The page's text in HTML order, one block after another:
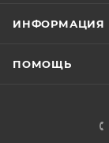
ИНФОРМАЦИЯ
ПОМОЩЬ